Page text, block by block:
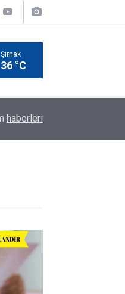
Şırnak
36 °C
müjde: Maaşlar artırılacak
haberleri